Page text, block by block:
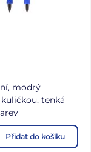
modrý
tenká
Přidat do košíku